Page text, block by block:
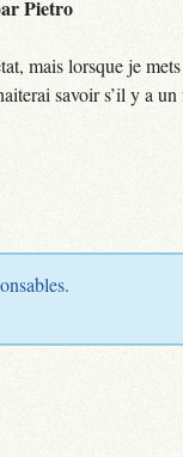
Pietro
mais lorsque je
savoir s’il y a